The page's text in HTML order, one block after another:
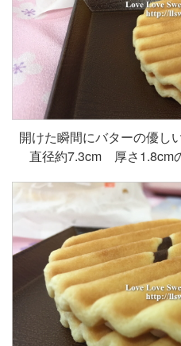
開けた瞬間にバターの優し
直径約7.3cm 厚さ1.8cm